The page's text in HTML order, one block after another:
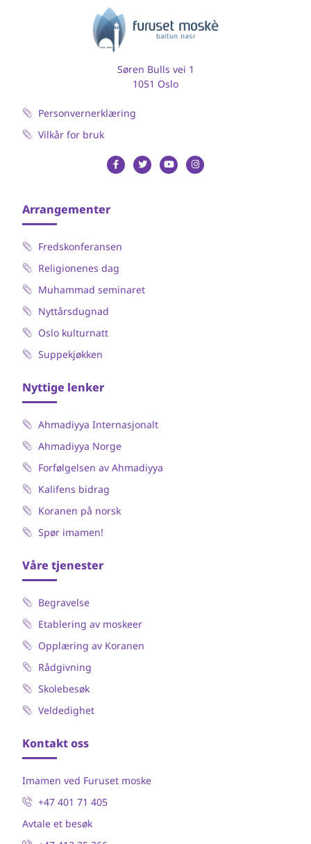
Søren Bulls vei 1
1051 Oslo
Personvernerklæring
Vilkår for bruk
Arrangementer
Fredskonferansen
Religionenes dag
Muhammad seminaret
Nyttårsdugnad
Oslo kulturnatt
Suppekjøkken
Nyttige lenker
Ahmadiyya Internasjonalt
Ahmadiyya Norge
Forfølgelsen av Ahmadiyya
Kalifens bidrag
Koranen på norsk
Spør imamen!
Våre tjenester
Begravelse
Etablering av moskeer
Opplæring av Koranen
Rådgivning
Skolebesøk
Veldedighet
Kontakt oss
Imamen ved Furuset moske
+47 401 71 405
Avtale et besøk